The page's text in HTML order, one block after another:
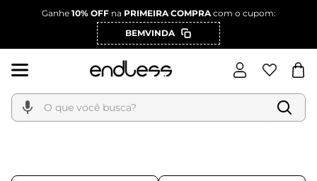
Ganhe 10% OFFna PRIMEIRA COMPRAcom o cupom:
BEMVINDA
O que você busca?